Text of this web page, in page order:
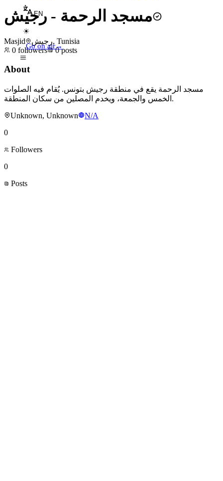
EN
☀
Go on air→
مسجد الرحمة - رجيش
Masjid
رجيش, Tunisia
0 followers 0 posts
About
مسجد الرحمة يقع في منطقة رجيش بتونس. يُقام فيه الصلوات
الخمس والجمعة، ويخدم المصلين من سكان المنطقة.
Unknown, Unknown
N/A
0
Followers
0
Posts